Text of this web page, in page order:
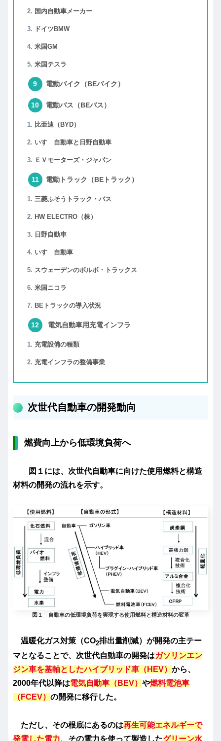
国内自動車メーカー
ドイツBMW
米国GM
米国テスラ
電動バイク（BEバイク）
電動バス（BEバス）
比亜迪（BYD）
いすゞ自動車と日野自動車
ＥＶモーターズ・ジャパン
電動トラック（BEトラック）
三菱ふそうトラック・バス
HW ELECTRO（株）
日野自動車
いすゞ自動車
スウェーデンのボルボ・トラックス
米国ニコラ
BEトラックの導入状況
電気自動車用充電インフラ
充電設備の種類
充電インフラの整備事業
次世代自動車の開発動向
燃費向上から低環境負荷へ
図１には、次世代自動車に向けた使用燃料と構造
材料の開発の流れを示す。
図１ 自動車の低環境負荷を実現する使用燃料と構造材料の変革
温暖化ガス対策（CO2排出量削減）が開発の主テー
マとなることで、次世代自動車の開発はガソリンエン
ジン車を基軸としたハイブリッド車（HEV） から、
2000年代以降は電気自動車（BEV） や燃料電池車
（FCEV） の開発に移行した。
ただし、その根底にあるのは再生可能エネルギーで
発電した電力、その電力を使って製造したグリーン水